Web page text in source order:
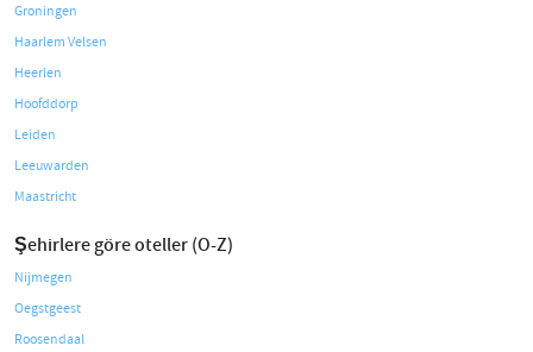
Groningen
Haarlem Velsen
Heerlen
Hoofddorp
Leiden
Leeuwarden
Maastricht
Şehirlere göre oteller (O-Z)
Nijmegen
Oegstgeest
Roosendaal